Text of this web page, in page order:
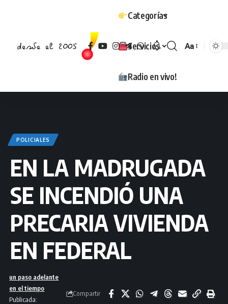
Categorías
Servicios
Radio en vivo!
Tamaño
Aa
POLICIALES
EN LA MADRUGADA
SE INCENDIÓ UNA
PRECARIA VIVIENDA
EN FEDERAL
Publicada:
un paso adelante
en el tiempo
Compartir